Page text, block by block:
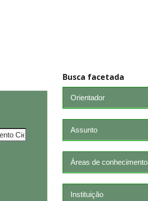
Busca facetada
Orientador
Assunto
Áreas de conhecimento
Instituição